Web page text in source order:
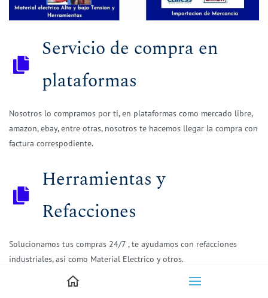
Servicio de compra en
plataformas
Nosotros lo compramos por ti, en plataformas como mercado libre,
amazon, ebay, entre otras, nosotros te hacemos llegar la compra con
factura correspodiente.
Herramientas y
Refacciones
Solucionamos tus compras 24/7 , te ayudamos con refacciones
industriales, asi como Material Electrico y otros.